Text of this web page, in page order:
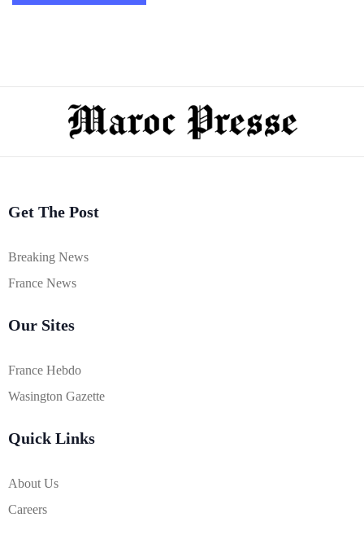
Get The Post
Breaking News
France News
Our Sites
France Hebdo
Wasington Gazette
Quick Links
About Us
Careers